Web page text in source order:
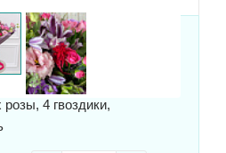
альстромерий, 2
4 матиолы, 6 роз, 4
4 гвоздики,